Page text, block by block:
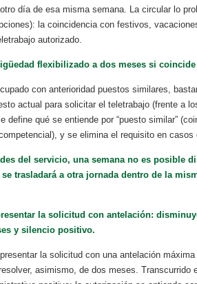
día de esa misma semana. La circular lo
la coincidencia con festivos,
autorizado.
flexibilizado a dos meses si
con anterioridad puestos similares,
actual para solicitar el teletrabajo (frente a
define qué se entiende por “puesto similar”
y se elimina el requisito en casos
del servicio, una semana no es posible
trasladará a otra jornada dentro de la
la solicitud con antelación:
y silencio positivo.
la solicitud con una antelación
asimismo, de dos meses. Transcurrido